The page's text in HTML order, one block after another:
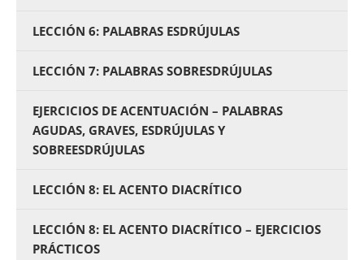
LECCIÓN 6: PALABRAS ESDRÚJULAS
LECCIÓN 7: PALABRAS SOBRESDRÚJULAS
EJERCICIOS DE ACENTUACIÓN – PALABRAS
AGUDAS, GRAVES, ESDRÚJULAS Y
SOBREESDRÚJULAS
LECCIÓN 8: EL ACENTO DIACRÍTICO
LECCIÓN 8: EL ACENTO DIACRÍTICO – EJERCICIOS
PRÁCTICOS